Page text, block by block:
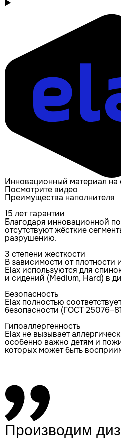
Инновационный материал на
Посмотрите видео
Преимущества наполнителя
15 лет гарантии
Благодаря инновационной
отсутствуют жёсткие
разрушению.
3 степени жесткости
В зависимости от плотности
Elax используются для
и сидений (Medium, Hard) в
Безопасность
Elax полностью
безопасности (ГОСТ
Гипоаллергенность
Elax не вызывает
особенно важно детям и
которых может быть
Производим